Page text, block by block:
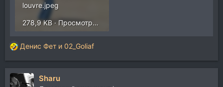
louvre.jpeg
278,9 KB · Просмотры: 222
Р
е
а
к
Денис Фет и 02_Goliaf
Sharu